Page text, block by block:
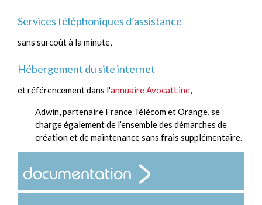
Services téléphoniques d’assistance
sans surcoût à la minute,
Hébergement du site internet
et référencement dans l'annuaire AvocatLine,
Adwin, partenaire France Télécom et Orange, se
charge également de l’ensemble des démarches de
création et de maintenance sans frais supplémentaire.